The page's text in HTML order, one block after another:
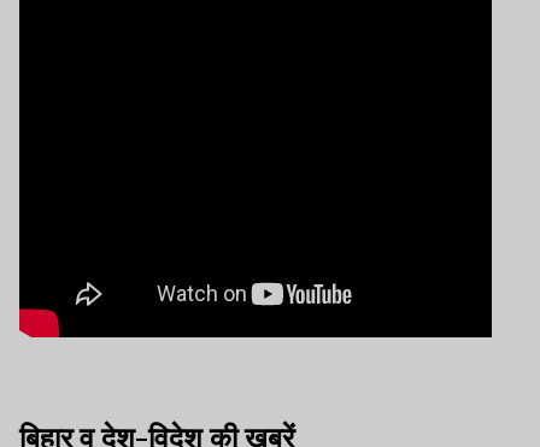
बिहार व देश-विदेश की खबरें